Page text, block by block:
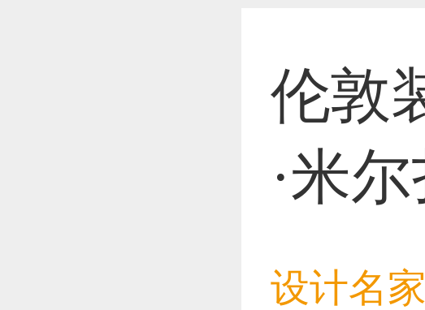
恭喜
恭喜
恭喜
伦敦
·米
设计名家